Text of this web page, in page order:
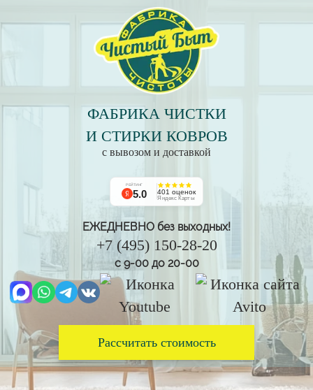
ФАБРИКА ЧИСТКИ
И СТИРКИ КОВРОВ
с вывозом и доставкой
РЕЙТИНГ
5.0 401 оценок
Яндекс Карты
ЕЖЕДНЕВНО без выходных!
+7 (495) 150-28-20
с 9-00 до 20-00
Рассчитать стоимость